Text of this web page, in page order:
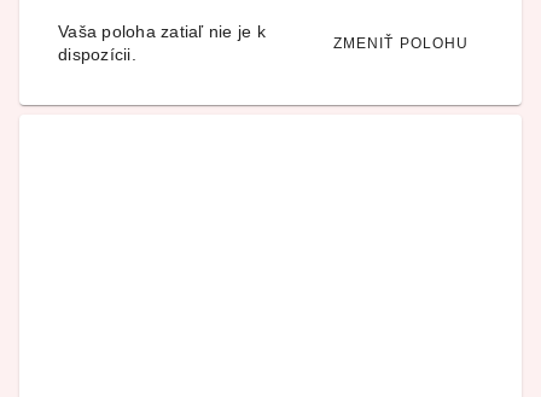
Vaša poloha zatiaľ nie je k
dispozícii.
ZMENIŤ POLOHU